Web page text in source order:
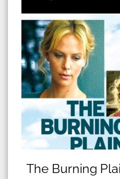
The Burning